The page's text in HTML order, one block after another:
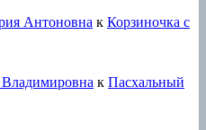
Антоновна к Корзиночка с
к Пасхальный